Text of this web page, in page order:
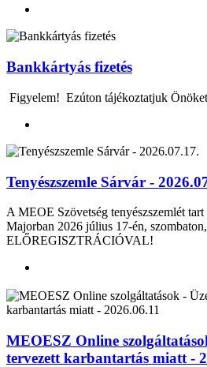
Bankkártyás fizetés
Figyelem! Ezúton tájékoztatjuk
Tenyészszemle Sárvár -
A MEOE Szövetség tenyészszemlét
Majorban 2026 július 17-én,
ELŐREGISZTRÁCIÓVAL!
MEOESZ Online
tervezett karbantartás miatt -